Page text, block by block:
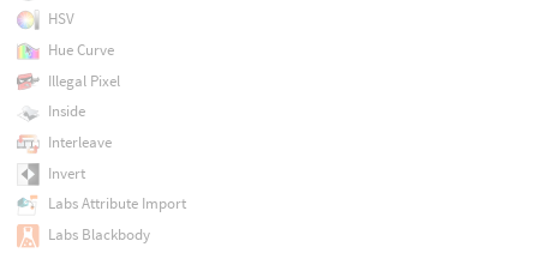
HSV
Hue Curve
Illegal Pixel
Inside
Interleave
Invert
Labs Attribute Import
Labs Blackbody